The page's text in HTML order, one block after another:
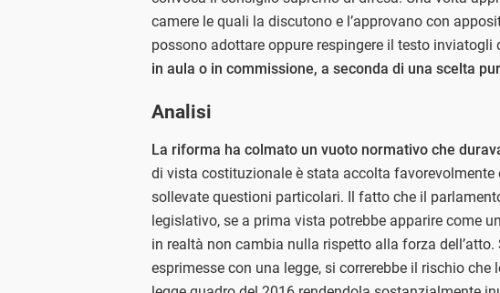
camere le quali la discutono e l’approvano con
possono adottare oppure respingere il testo inviatogli
in aula o in commissione, a seconda di una scelta
Analisi
La riforma ha colmato un vuoto normativo che
di vista costituzionale è stata accolta
sollevate questioni particolari. Il fatto che il
legislativo, se a prima vista potrebbe apparire come
in realtà non cambia nulla rispetto alla forza
esprimesse con una legge, si correrebbe il rischio